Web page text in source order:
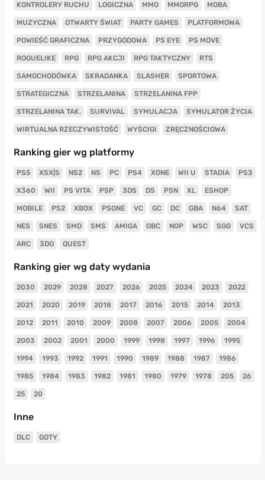
KONTROLERY RUCHU LOGICZNA MMO MMORPG MOBA
MUZYCZNA OTWARTY ŚWIAT PARTY GAMES PLATFORMOWA
POWIEŚĆ GRAFICZNA PRZYGODOWA PS EYE PS MOVE
ROGUELIKE RPG RPG AKCJI RPG TAKTYCZNY RTS
SAMOCHODÓWKA SKRADANKA SLASHER SPORTOWA
STRATEGICZNA STRZELANINA STRZELANINA FPP
STRZELANINA TAK. SURVIVAL SYMULACJA SYMULATOR ŻYCIA
WIRTUALNA RZECZYWISTOŚĆ WYŚCIGI ZRĘCZNOŚCIOWA
Ranking gier wg platformy
PS5 XSX|S NS2 NS PC PS4 XONE WII U STADIA PS3
X360 WII PS VITA PSP 3DS DS PSN XL ESHOP
MOBILE PS2 XBOX PSONE VC GC DC GBA N64 SAT
NES SNES SMD SMS AMIGA GBC NGP WSC SGG VCS
ARC 3DO QUEST
Ranking gier wg daty wydania
2030 2029 2028 2027 2026 2025 2024 2023 2022
2021 2020 2019 2018 2017 2016 2015 2014 2013
2012 2011 2010 2009 2008 2007 2006 2005 2004
2003 2002 2001 2000 1999 1998 1997 1996 1995
1994 1993 1992 1991 1990 1989 1988 1987 1986
1985 1984 1983 1982 1981 1980 1979 1978 205 26
25 20
Inne
DLC GOTY